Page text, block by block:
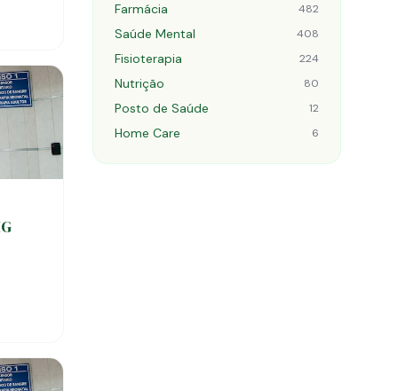
Farmácia 482
Saúde Mental 408
Fisioterapia 224
Nutrição 80
Posto de Saúde 12
Home Care 6